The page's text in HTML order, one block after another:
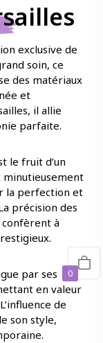
exclusive de
soin, ce
des matériaux
et
il allie
parfaite.
le fruit d’un
minutieusement
la perfection et
précision des
à
par ses
en valeur
de
son style,
0